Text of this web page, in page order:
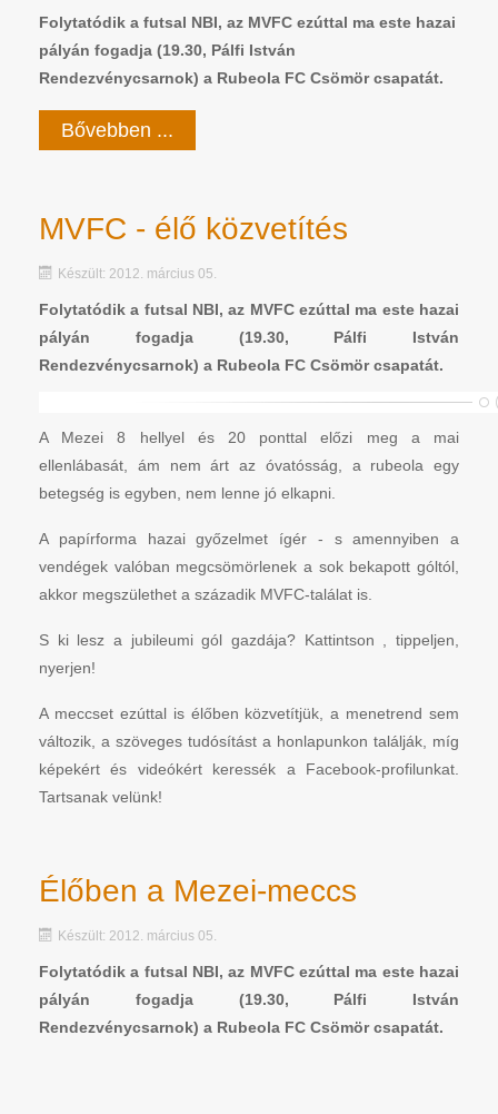
Folytatódik a futsal NBI, az MVFC ezúttal ma este hazai
pályán fogadja (19.30, Pálfi István
Rendezvénycsarnok) a Rubeola FC Csömör csapatát.
Bővebben ...
MVFC - élő közvetítés
Készült: 2012. március 05.
Folytatódik a futsal NBI, az MVFC ezúttal ma este hazai
pályán fogadja (19.30, Pálfi István
Rendezvénycsarnok) a Rubeola FC Csömör csapatát.
A Mezei 8 hellyel és 20 ponttal előzi meg a mai
ellenlábasát, ám nem árt az óvatósság, a rubeola egy
betegség is egyben, nem lenne jó elkapni.
A papírforma hazai győzelmet ígér - s amennyiben a
vendégek valóban megcsömörlenek a sok bekapott góltól,
akkor megszülethet a századik MVFC-találat is.
S ki lesz a jubileumi gól gazdája? Kattintson , tippeljen,
nyerjen!
A meccset ezúttal is élőben közvetítjük, a menetrend sem
változik, a szöveges tudósítást a honlapunkon találják, míg
képekért és videókért keressék a Facebook-profilunkat.
Tartsanak velünk!
Élőben a Mezei-meccs
Készült: 2012. március 05.
Folytatódik a futsal NBI, az MVFC ezúttal ma este hazai
pályán fogadja (19.30, Pálfi István
Rendezvénycsarnok) a Rubeola FC Csömör csapatát.